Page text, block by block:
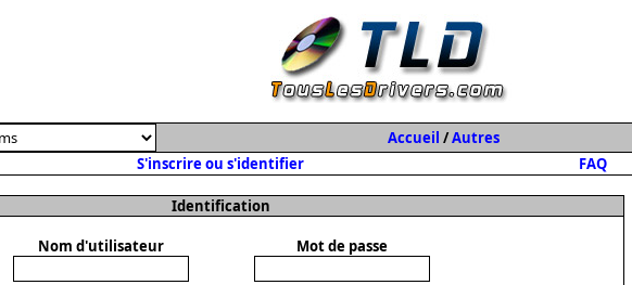
Accueil /Autres
S'inscrire ou s'identifier FAQ
Identification
Nom d'utilisateur Mot de passe